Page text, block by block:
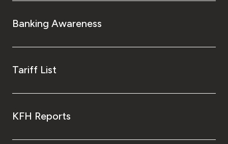
Banking Awareness
Tariff List
KFH Reports